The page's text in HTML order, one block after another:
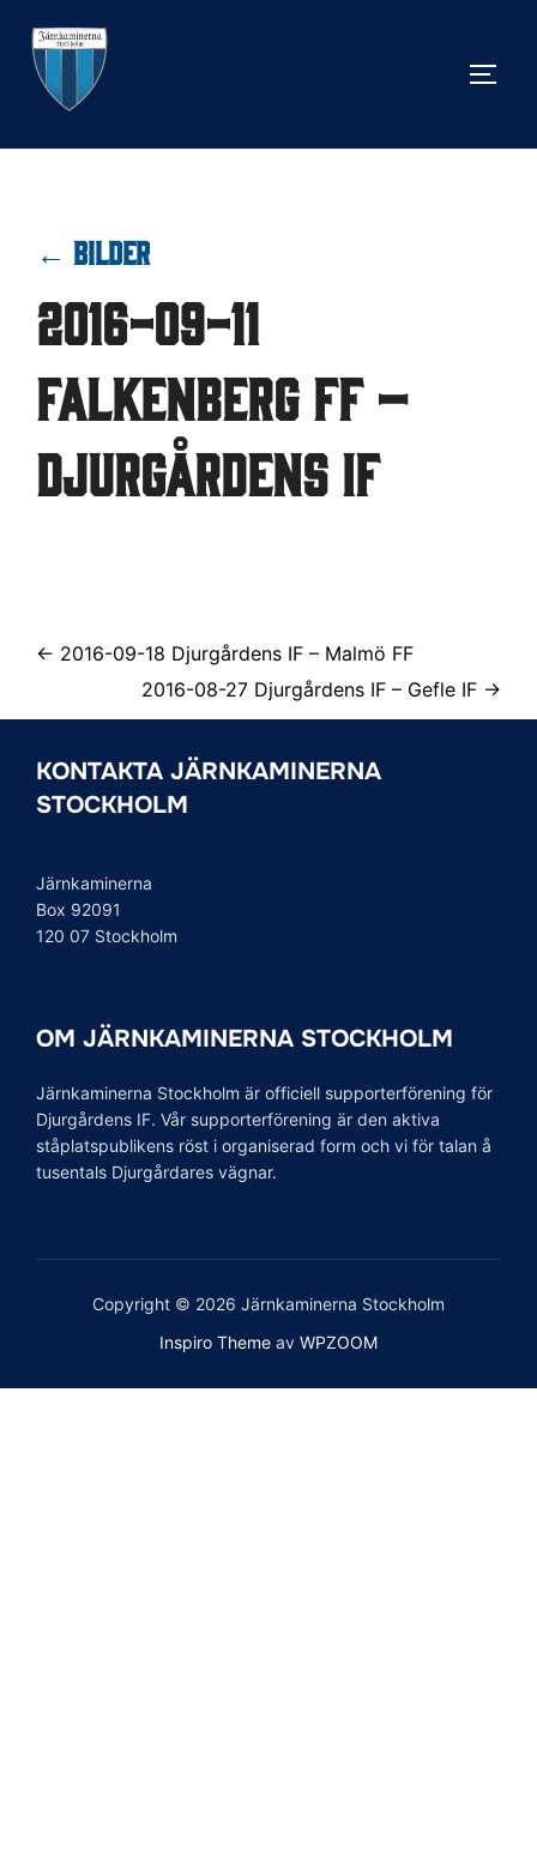
innehåll
← BILDER
2016-09-11
Falkenberg FF –
Djurgårdens IF
← 2016-09-18 Djurgårdens IF – Malmö FF
2016-08-27 Djurgårdens IF – Gefle IF →
KONTAKTA JÄRNKAMINERNA
STOCKHOLM
Järnkaminerna
Box 92091
120 07 Stockholm
OM JÄRNKAMINERNA STOCKHOLM
Järnkaminerna Stockholm är officiell supporterförening för
Djurgårdens IF. Vår supporterförening är den aktiva
ståplatspublikens röst i organiserad form och vi för talan å
tusentals Djurgårdares vägnar.
Copyright © 2026 Järnkaminerna Stockholm
Inspiro Theme av WPZOOM